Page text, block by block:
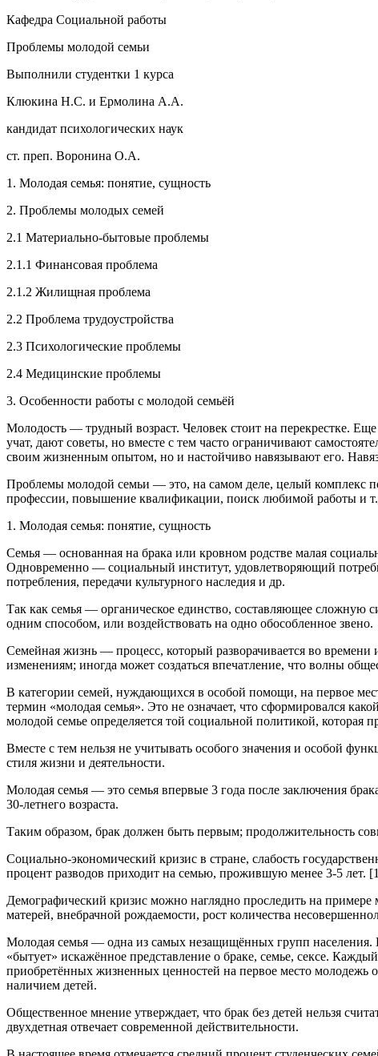
Кафедра Социальной работы
Проблемы молодой семьи
Выполнили студентки 1 курса
Клюкина Н.С. и Ермолина А.А.
кандидат психологических наук
ст. преп. Воронина О.А.
1. Молодая семья: понятие, сущность
2. Проблемы молодых семей
2.1 Материально-бытовые проблемы
2.1.1 Финансовая проблема
2.1.2 Жилищная проблема
2.2 Проблема трудоустройства
2.3 Психологические проблемы
2.4 Медицинские проблемы
3. Особенности работы с молодой семьёй
Молодость — трудный возраст. Человек стоит на перекрестке.
учат, дают советы, но вместе с тем часто ограничивают
своим жизненным опытом, но и настойчиво навязывают его.
Проблемы молодой семьи — это, на самом деле, целый комплекс
профессии, повышение квалификации, поиск любимой работы и
1. Молодая семья: понятие, сущность
Семья — основанная на брака или кровном родстве малая
Одновременно — социальный институт, удовлетворяющий
потребления, передачи культурного наследия и др.
Так как семья — органическое единство, составляющее сложную
одним способом, или воздействовать на одно обособленное звено.
Семейная жизнь — процесс, который разворачивается во
изменениям; иногда может создаться впечатление, что волны
В категории семей, нуждающихся в особой помощи, на первое
термин «молодая семья». Это не означает, что сформировался
молодой семье определяется той социальной политикой, которая
Вместе с тем нельзя не учитывать особого значения и особой
стиля жизни и деятельности.
Молодая семья — это семья впервые 3 года после заключения
30-летнего возраста.
Таким образом, брак должен быть первым; продолжительность
Социально-экономический кризис в стране, слабость
процент разводов приходит на семью, прожившую менее 3-5 лет.
Демографический кризис можно наглядно проследить на
матерей, внебрачной рождаемости, рост количества
Молодая семья — одна из самых незащищённых групп
«бытует» искажённое представление о браке, семье, сексе.
приобретённых жизненных ценностей на первое место молодежь
наличием детей.
Общественное мнение утверждает, что брак без детей нельзя
двухдетная отвечает современной действительности.